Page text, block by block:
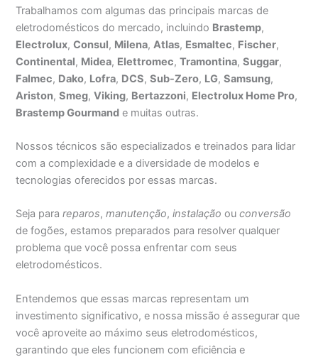
Trabalhamos com algumas das principais marcas de
eletrodomésticos do mercado, incluindo Brastemp,
Electrolux,Consul, Milena,Atlas, Esmaltec, Fischer,
Continental, Midea, Elettromec,Tramontina,Suggar,
Falmec, Dako, Lofra, DCS,Sub-Zero, LG,Samsung,
Ariston,Smeg,Viking, Bertazzoni, Electrolux Home Pro,
Brastemp Gourmand e muitas outras.
Nossos técnicos são especializados e treinados para lidar
com a complexidade e a diversidade de modelos e
tecnologias oferecidos por essas marcas.
Seja parareparos,manutenção,instalação ouconversão
de fogões, estamos preparados para resolver qualquer
problema que você possa enfrentar com seus
eletrodomésticos.
Entendemos que essas marcas representam um
investimento significativo, e nossa missão é assegurar que
você aproveite ao máximo seus eletrodomésticos,
garantindo que eles funcionem com eficiência e